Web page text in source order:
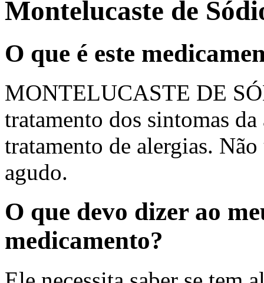
Montelucaste de
O que é este
MONTELUCASTE DE
tratamento dos sintomas
tratamento de alergias. Não
agudo.
O que devo dizer ao
medicamento?